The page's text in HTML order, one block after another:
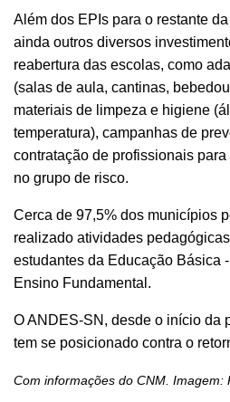
Além dos EPIs para o restante
ainda outros diversos
reabertura das escolas, como
(salas de aula, cantinas,
materiais de limpeza e higiene
temperatura), campanhas de
contratação de profissionais
no grupo de risco.
Cerca de 97,5% dos municípios
realizado atividades
estudantes da Educação Básica
Ensino Fundamental.
O ANDES-SN, desde o início da
tem se posicionado contra o
Com informações do CNM. Imagem: